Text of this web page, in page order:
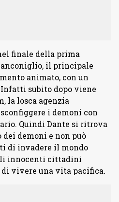
finale della prima
il principale
animato, con un
subito dopo viene
la losca agenzia
i demoni con
Quindi Dante si ritrova
demoni e non può
di invadere il mondo
innocenti cittadini
vivere una vita pacifica.